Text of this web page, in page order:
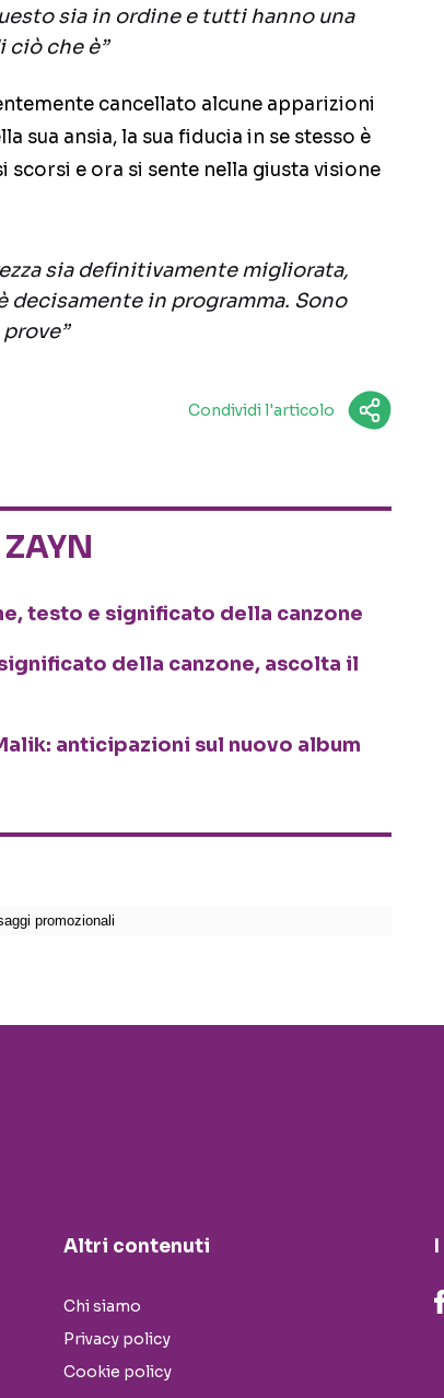
sia in ordine e tutti hanno una
ciò che è”
cancellato alcune apparizioni
sua ansia, la sua fiducia in se stesso è
e ora si sente nella giusta visione
sia definitivamente migliorata,
decisamente in programma. Sono
Condividi l'articolo
ZAYN
testo e significato della canzone
della canzone, ascolta il
anticipazioni sul nuovo album
Altri contenuti
Chi siamo
Privacy policy
Cookie policy